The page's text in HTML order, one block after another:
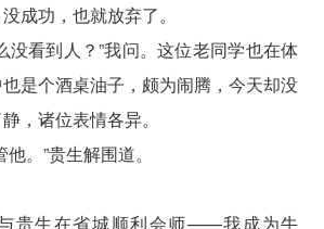
成功，也就放弃了。
没看到人？”我问。这位老同学也在体
是个酒桌油子，颇为闹腾，今天却没
，诸位表情各异。
。”贵生解围道。
贵生在省城顺利会师——我成为牛